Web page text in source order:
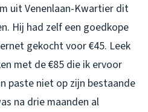
uit Venenlaan-Kwartier dit
Hij had zelf een goedkope
gekocht voor €45. Leek
met de €85 die ik ervoor
paste niet op zijn bestaande
na drie maanden al